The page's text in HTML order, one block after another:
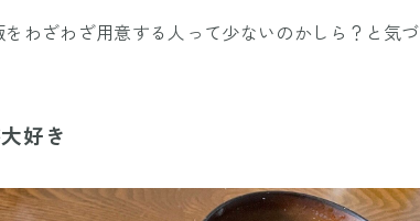
わざわざ用意する人って少ないのかしら？と気づ
好き